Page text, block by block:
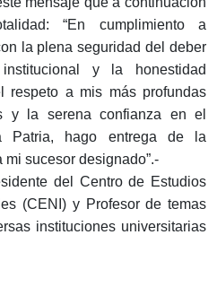
“En cumplimiento a
la plena seguridad del deber
y la honestidad
respeto a mis más profundas
y la serena confianza en el
Patria, hago entrega de la
sucesor designado”.-
del Centro de Estudios
(CENI) y Profesor de temas
instituciones universitarias